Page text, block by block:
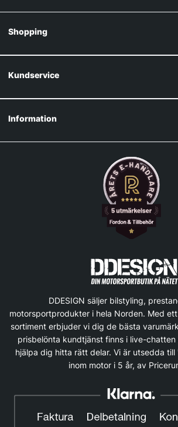
Shopping
Kundservice
Information
DDESIGN säljer bilstyling,
motorsportprodukter i hela Norden. Med
sortiment erbjuder vi dig de bästa
prisbelönta kundtjänst finns i live-
hjälpa dig hitta rätt delar. Vi är utsedda till
inom motor i 5 år, av